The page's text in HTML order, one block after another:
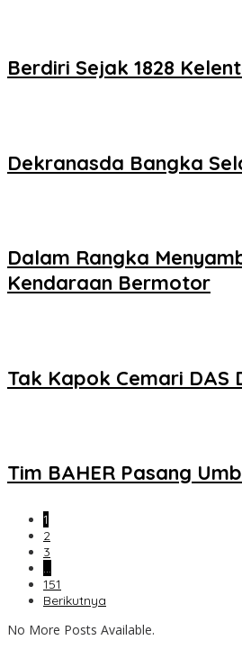
Berdiri Sejak 1828
Dekranasda Bangka
Dalam Rangka
Kendaraan Bermotor
Tak Kapok Cemari
Tim BAHER Pasang
1
2
3
…
151
Berikutnya
No More Posts Available.